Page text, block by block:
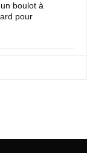
boulot à
pour